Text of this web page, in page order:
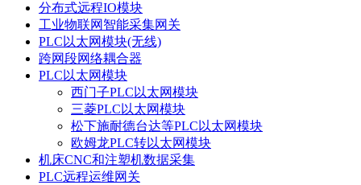
分布式远程IO模块
工业物联网智能采集网关
PLC以太网模块(无线)
跨网段网络耦合器
PLC以太网模块
西门子PLC以太网模块
三菱PLC以太网模块
松下施耐德台达等PLC以太网模块
欧姆龙PLC转以太网模块
机床CNC和注塑机数据采集
PLC远程运维网关